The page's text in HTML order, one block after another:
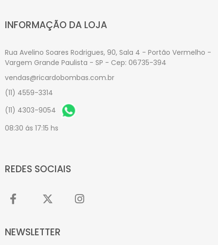
INFORMAÇÃO DA LOJA
Rua Avelino Soares Rodrigues, 90, Sala 4 - Portão Vermelho -
Vargem Grande Paulista - SP - Cep: 06735-394
vendas@ricardobombas.com.br
(11) 4559-3314
(11) 4303-9054
08:30 ás 17:15 hs
REDES SOCIAIS
NEWSLETTER